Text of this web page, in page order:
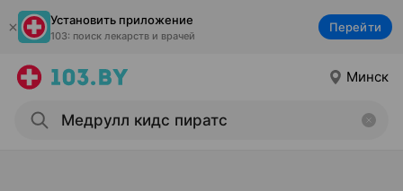
Установить приложение
103: поиск лекарств и врачей
Перейти
Минск